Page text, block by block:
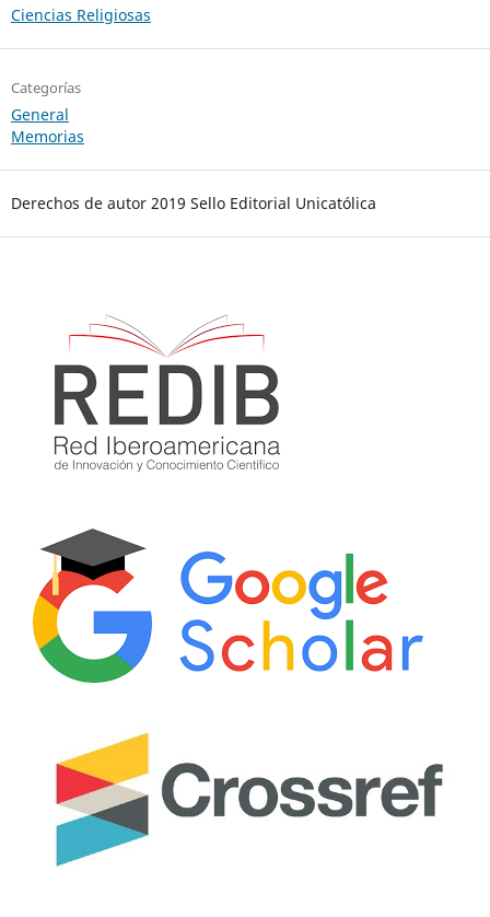
Ciencias Religiosas
Categorías
General
Memorias
Derechos de autor 2019 Sello Editorial Unicatólica